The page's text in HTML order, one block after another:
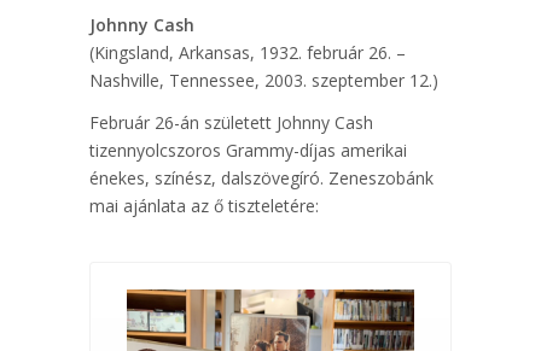
Johnny Cash
(Kingsland, Arkansas, 1932. február 26. –
Nashville, Tennessee, 2003. szeptember 12.)
Február 26-án született Johnny Cash
tizennyolcszoros Grammy-díjas amerikai
énekes, színész, dalszövegíró. Zeneszobánk
mai ajánlata az ő tiszteletére: